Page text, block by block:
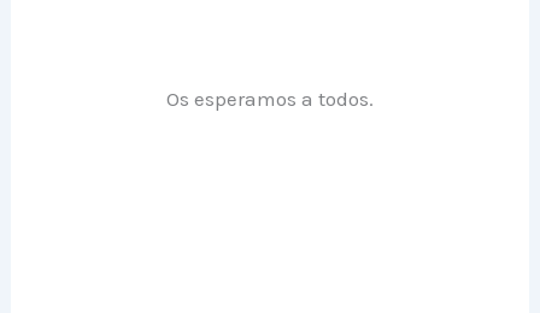
Os esperamos a todos.